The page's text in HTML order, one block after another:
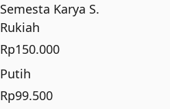
Semesta Karya S.
Rukiah
Rp150.000
Putih
Rp99.500